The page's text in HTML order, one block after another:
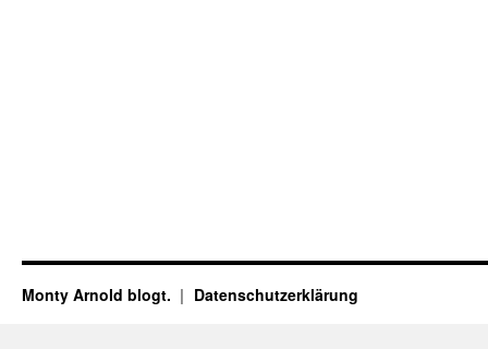
Monty Arnold blogt. Datenschutz­erklärung